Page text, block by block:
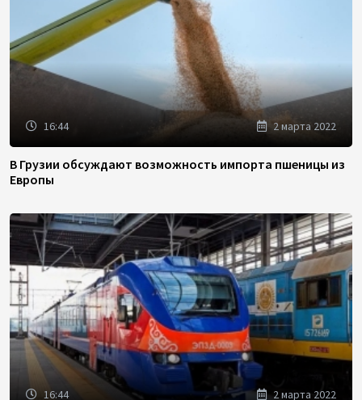
16:44 2 марта 2022
В Грузии обсуждают возможность импорта пшеницы из
Европы
16:44 2 марта 2022